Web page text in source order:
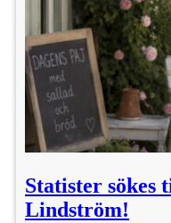
Statister sökes
Lindström!